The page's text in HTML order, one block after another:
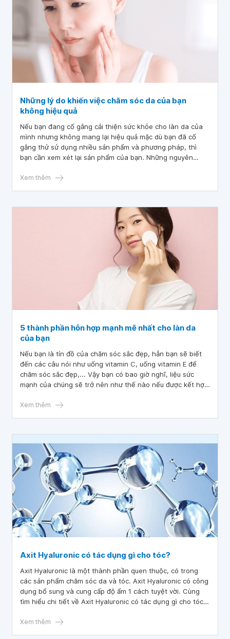
Những lý do khiến việc chăm sóc da của bạn
không hiệu quả
Nếu bạn đang cố gắng cải thiện sức khỏe cho làn da của
mình nhưng không mang lại hiệu quả mặc dù bạn đã cố
gắng thử sử dụng nhiều sản phẩm và phương pháp, thì
bạn cần xem xét lại sản phẩm của bạn. Những nguyên
quả có thể là do thành phần hoạt chất hoặc phương thức
Xem thêm
5 thành phần hỗn hợp mạnh mẽ nhất cho làn da
của bạn
Nếu bạn là tín đồ của chăm sóc sắc đẹp, hẳn bạn sẽ biết
đến các câu nói như uống vitamin C, uống vitamin E để
chăm sóc sắc đẹp,... Vậy bạn có bao giờ nghĩ, liệu sức
mạnh của chúng sẽ trở nên như thế nào nếu được kết hợp
dụng của sự kết hợp này cũng như những lưu ý khi chúng
Xem thêm
Axit Hyaluronic có tác dụng gì cho tóc?
Axit Hyaluronic là một thành phần quen thuộc, có trong
các sản phẩm chăm sóc da và tóc. Axit Hyaluronic có công
dụng bổ sung và cung cấp độ ẩm 1 cách tuyệt vời. Cùng
tìm hiểu chi tiết về Axit Hyaluronic có tác dụng gì cho tóc
Xem thêm